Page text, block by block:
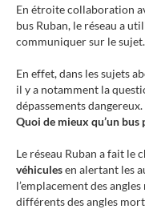
En étroite collaboration
bus Ruban, le réseau a
communiquer sur le sujet.
En effet, dans les sujets
il y a notamment la
dépassements dangereux.
Quoi de mieux qu’un
Le réseau Ruban a fait le
véhiculesen alertant les
l’emplacement des
différents des angles